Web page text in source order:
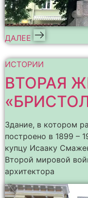
ДАЛЕЕ
ИСТОРИИ
ВТОРАЯ
Здание, в котором
построено в 1899 –
купцу Исааку
Второй мировой
архитектора